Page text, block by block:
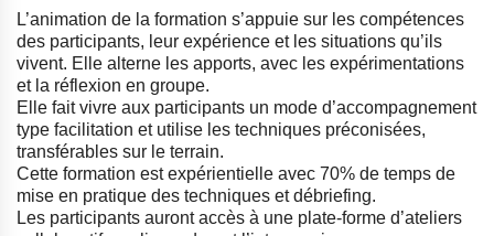
L’animation de la formation s’appuie sur les compétences
des participants, leur expérience et les situations qu’ils
vivent. Elle alterne les apports, avec les expérimentations
et la réflexion en groupe.
Elle fait vivre aux participants un mode d’accompagnement
type facilitation et utilise les techniques préconisées,
transférables sur le terrain.
Cette formation est expérientielle avec 70% de temps de
mise en pratique des techniques et débriefing.
Les participants auront accès à une plate-forme d’ateliers